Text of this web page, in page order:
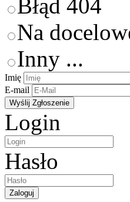
Błąd 404
Na
Inny ...
Imię
E-mail
Login
Hasło